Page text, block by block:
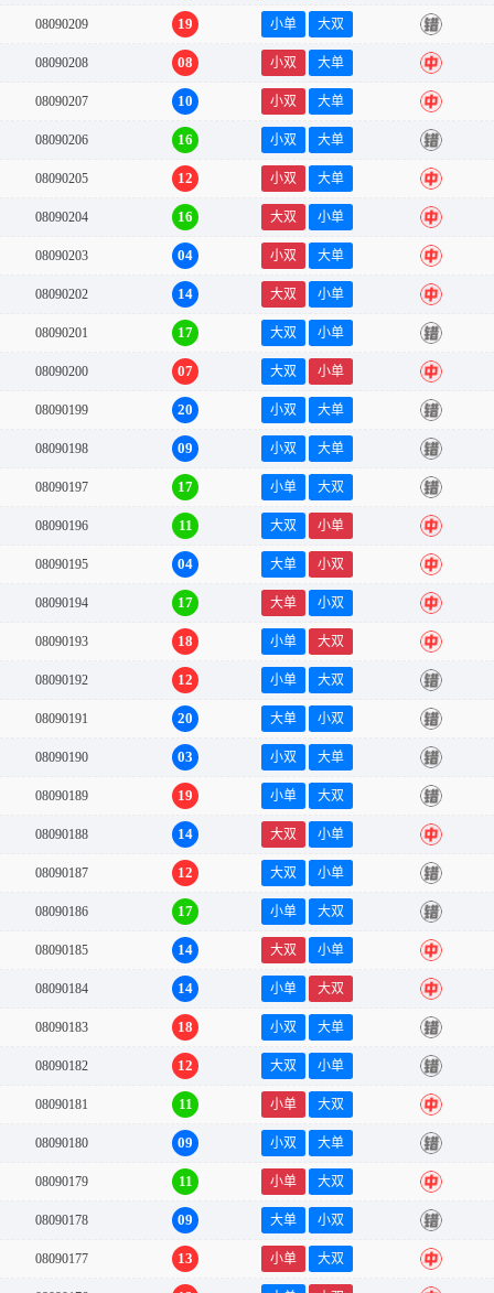
08090209 19 小单 大双 错
08090208 08 小双 大单 中
08090207 10 小双 大单 中
08090206 16 小双 大单 错
08090205 12 小双 大单 中
08090204 16 大双 小单 中
08090203 04 小双 大单 中
08090202 14 大双 小单 中
08090201 17 大双 小单 错
08090200 07 大双 小单 中
08090199 20 小双 大单 错
08090198 09 小双 大单 错
08090197 17 小单 大双 错
08090196 11 大双 小单 中
08090195 04 大单 小双 中
08090194 17 大单 小双 中
08090193 18 小单 大双 中
08090192 12 小单 大双 错
08090191 20 大单 小双 错
08090190 03 小双 大单 错
08090189 19 小单 大双 错
08090188 14 大双 小单 中
08090187 12 大双 小单 错
08090186 17 小单 大双 错
08090185 14 大双 小单 中
08090184 14 小单 大双 中
08090183 18 小双 大单 错
08090182 12 大双 小单 错
08090181 11 小单 大双 中
08090180 09 小双 大单 错
08090179 11 小单 大双 中
08090178 09 大单 小双 错
08090177 13 小单 大双 中